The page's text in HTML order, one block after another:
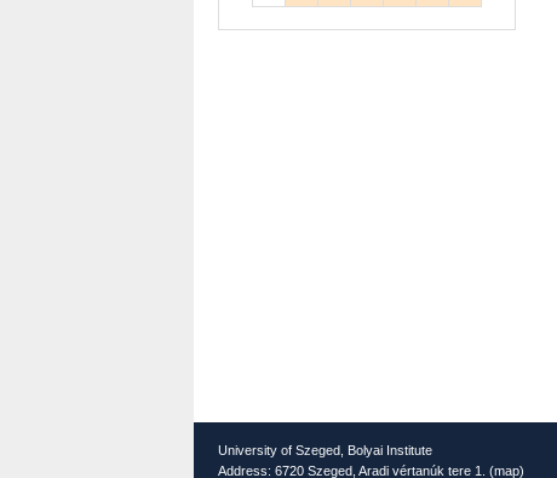
University of Szeged, Bolyai Institute
Address: 6720 Szeged, Aradi vértanúk tere 1. (map)